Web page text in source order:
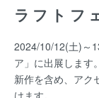
ラフトフ
2024/10/12(土)～
ア」に出展します。
新作を含め、アク
けます。